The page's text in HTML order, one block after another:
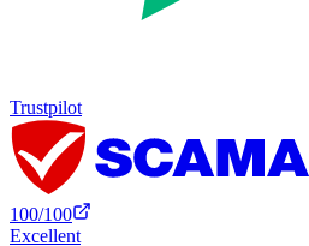
Trustpilot
100/100
Excellent